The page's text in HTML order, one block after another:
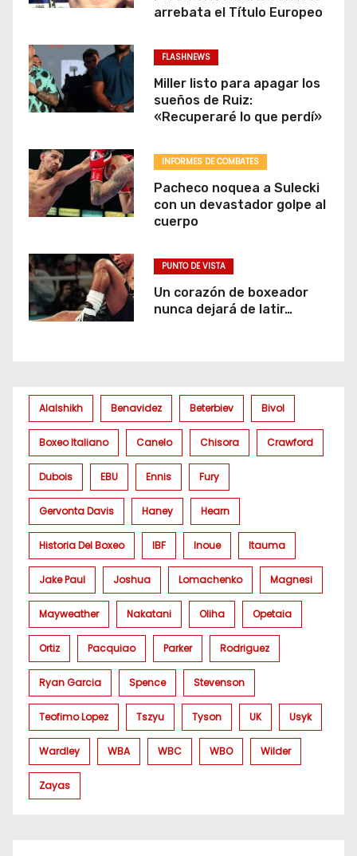
arrebata el Título Europeo
FLASHNEWS
Miller listo para apagar los
sueños de Ruiz:
«Recuperaré lo que perdí»
INFORMES DE COMBATES
Pacheco noquea a Sulecki
con un devastador golpe al
cuerpo
PUNTO DE VISTA
Un corazón de boxeador
nunca dejará de latir…
Alalshikh Benavidez Beterbiev Bivol
Boxeo Italiano Canelo Chisora Crawford
Dubois EBU Ennis Fury
Gervonta Davis Haney Hearn
Historia Del Boxeo IBF Inoue Itauma
Jake Paul Joshua Lomachenko Magnesi
Mayweather Nakatani Oliha Opetaia
Ortiz Pacquiao Parker Rodriguez
Ryan Garcia Spence Stevenson
Teofimo Lopez Tszyu Tyson UK Usyk
Wardley WBA WBC WBO Wilder
Zayas